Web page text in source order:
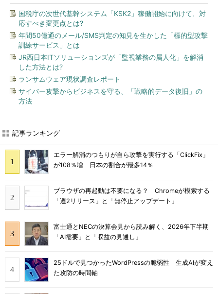
国税庁の次世代基幹システム「KSK2」稼働開始に向けて、対
応すべき変更点とは?
年間50億通のメール/SMS判定の知見を生かした「標的型攻撃
訓練サービス」とは
JR西日本ITソリューションズが「監視業務の属人化」を解消
した方法とは?
ランサムウェア現状調査レポート
サイバー攻撃からビジネスを守る、「戦略的データ復旧」の
方法
記事ランキング
エラー解消のつもりが自ら攻撃を実行する「ClickFix」
が108％増 日本の割合が最多14％
ブラウザの再起動は不要になる？ Chromeが模索する
「週2リリース」と「無停止アップデート」
富士通とNECの決算会見から読み解く、2026年下半期
「AI需要」と「収益の見通し」
25ドルで見つかったWordPressの脆弱性 生成AIが変え
た攻防の時間軸